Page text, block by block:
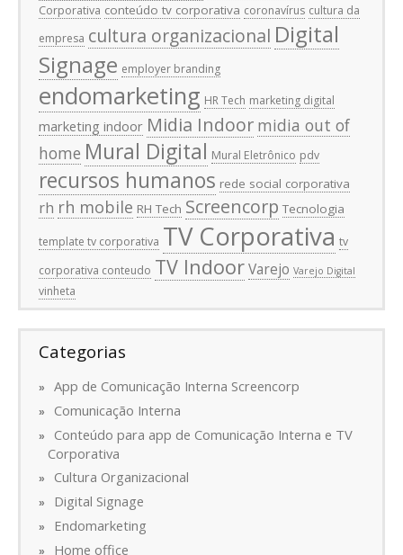
Corporativa conteúdo tv corporativa coronavírus cultura da
empresa cultura organizacional Digital
Signage employer branding
endomarketing HR Tech marketing digital
marketing indoor Midia Indoor midia out of
home Mural Digital Mural Eletrônico pdv
recursos humanos rede social corporativa
rh rh mobile RH Tech Screencorp Tecnologia
template tv corporativa TV Corporativa tv
corporativa conteudo TV IndoorVarejo Varejo Digital
vinheta
Categorias
App de Comunicação Interna Screencorp
Comunicação Interna
Conteúdo para app de Comunicação Interna e TV
Corporativa
Cultura Organizacional
Digital Signage
Endomarketing
Home office